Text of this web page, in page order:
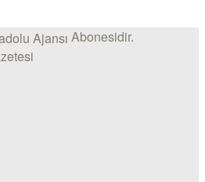
Abonesidir.